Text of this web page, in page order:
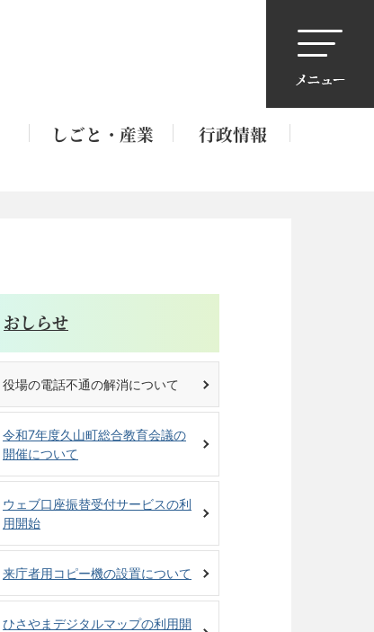
しごと・産業 行政情報
おしらせ
役場の電話不通の解消について
令和7年度久山町総合教育会議の
開催について
ウェブ口座振替受付サービスの利
用開始
来庁者用コピー機の設置について
ひさやまデジタルマップの利用開